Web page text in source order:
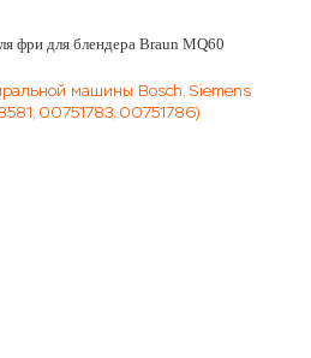
фри для блендера Braun MQ60